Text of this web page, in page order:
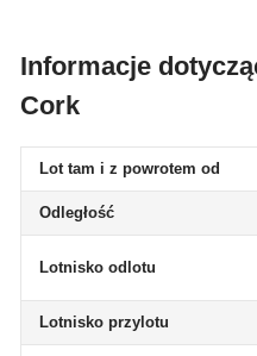
Informacje
Cork
Lot tam i z powrotem od
Odległość
Lotnisko odlotu
Lotnisko przylotu